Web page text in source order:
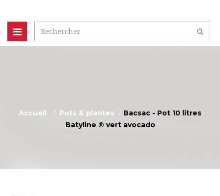
Basculer
la
Accueil > Pots & plantes > Bacsac - Pot 10 litres
Batyline ® vert avocado